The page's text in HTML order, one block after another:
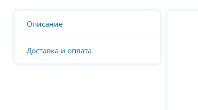
Описание
Доставка и оплата